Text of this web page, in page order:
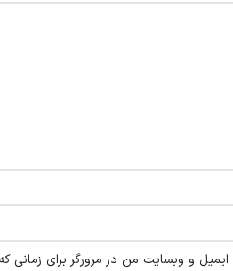
ایمیل و وبسایت من در مرورگر برای زمانی